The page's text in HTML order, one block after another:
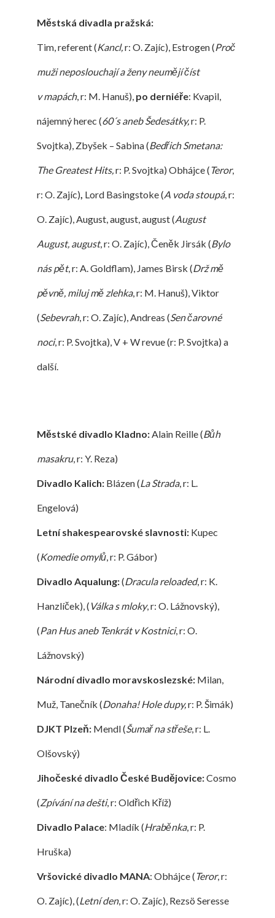
Městská divadla pražská:
Tim, referent (Kancl, r: O. Zajíc), Estrogen (Proč
muži neposlouchají a ženy neumějí číst
v mapách, r: M. Hanuš), po derniéře: Kvapil,
nájemný herec (60´s aneb Šedesátky,r: P.
Svojtka), Zbyšek – Sabina (Bedřich Smetana:
The Greatest Hits, r: P. Svojtka) Obhájce ( Teror,
r: O. Zajíc) Lord Basingstoke (A voda stoupá, r:
O. Zajíc), August, august, august (August
August, august, r: O. Zajíc), Čeněk Jirsák (Bylo
nás pět, r: A. Goldflam), James Birsk (Drž mě
pěvně, miluj mě zlehka, r: M. Hanuš), Viktor
(Sebevrah, r: O. Zajíc), Andreas (Sen čarovné
noci, r: P. Svojtka), V + W revue (r: P. Svojtka) a
další.
Městské divadlo Kladno:Alain Reille (Bůh
masakru, r: Y. Reza)
Divadlo Kalich:Blázen (La Strada, r: L.
Engelová)
Letní shakespearovské slavnosti:Kupec
(Komedie omylů, r: P. Gábor)
Divadlo Aqualung:(Dracula reloaded, r: K.
Hanzlíček), ( Válka s mloky, r: O. Lážnovský),
(Pan Hus aneb Tenkrát v Kostnici, r: O.
Lážnovský)
Národní divadlo moravskoslezské: Milan,
Muž, Tanečník (Donaha! Hole dupy,r: P. Šimák)
DJKT Plzeň: Mendl (Šumař na střeše, r: L.
Olšovský)
Jihočeské divadlo České Budějovice:Cosmo
(Zpívání na dešti, r: Oldřich Kříž)
Divadlo Palace: Mladík (Hraběnka, r: P.
Hruška)
Vršovické divadlo MANA: Obhájce ( Teror, r:
O. Zajíc), (Letní den, r: O. Zajíc), Rezsö Seresse